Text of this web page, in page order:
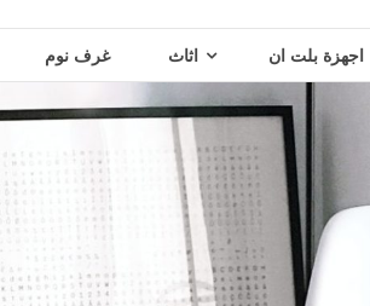
اجهزة بلت ان اثاث غرف نوم